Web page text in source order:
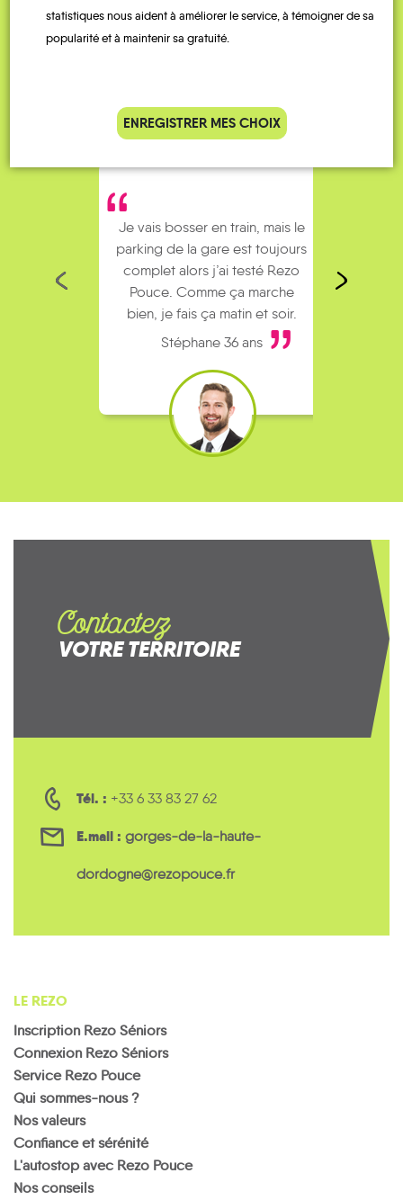
Témoignages
Je vais bosser en train, mais le
parking de la gare est toujours
complet alors j’ai testé Rezo
Pouce. Comme ça marche
bien, je fais ça matin et soir.
Stéphane 36 ans
Contactez
VOTRE TERRITOIRE
Tél. : +33 6 33 83 27 62
E.mail : gorges-de-la-haute-
dordogne@rezopouce.fr
LE REZO
Inscription Rezo Séniors
Connexion Rezo Séniors
Service Rezo Pouce
Qui sommes-nous ?
Nos valeurs
Confiance et sérénité
L'autostop avec Rezo Pouce
Nos conseils
statistiques nous aident à améliorer le service, à témoigner de sa
popularité et à maintenir sa gratuité.
ENREGISTRER MES CHOIX